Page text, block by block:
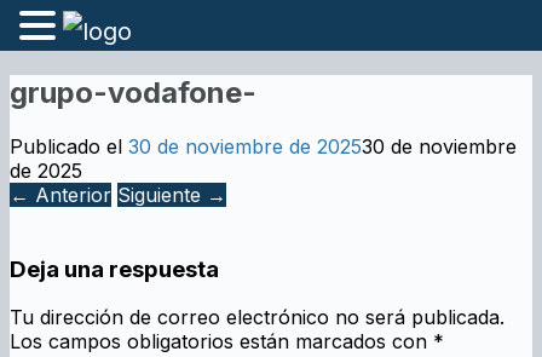
grupo-vodafone-
Publicado el 30 de noviembre de 202530 de noviembre
de 2025
← Anterior Siguiente →
Deja una respuesta
Tu dirección de correo electrónico no será publicada.
Los campos obligatorios están marcados con *